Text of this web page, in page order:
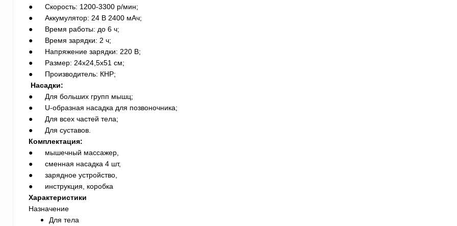
● Скорость: 1200-3300 р/мин;
● Аккумулятор: 24 В 2400 мАч;
● Время работы: до 6 ч;
● Время зарядки: 2 ч;
● Напряжение зарядки: 220 В;
● Размер: 24х24,5х51 см;
● Производитель: КНР;
Насадки:
● Для больших групп мышц;
● U-образная насадка для позвоночника;
● Для всех частей тела;
● Для суставов.
Комплектация:
● мышечный массажер,
● сменная насадка 4 шт,
● зарядное устройство,
● инструкция, коробка
Характеристики
Назначение
Для тела